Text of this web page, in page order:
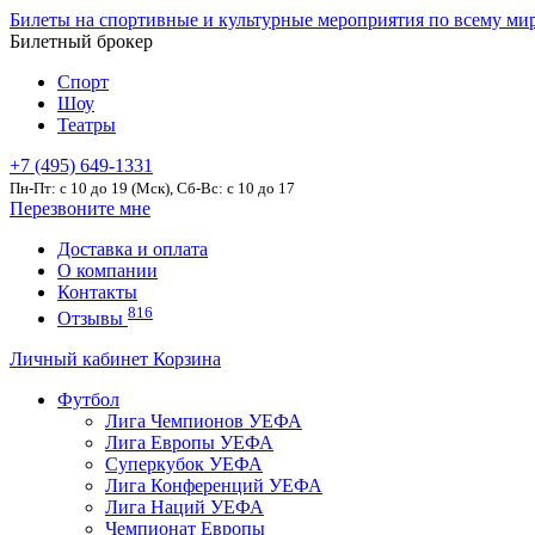
Билеты на спортивные и культурные мероприятия по всему
Билетный брокер
Спорт
Шоу
Театры
+7 (495) 649-1331
Пн-Пт: c 10 до 19 (Мск), Сб-Вс: с 10 до 17
Перезвоните мне
Доставка и оплата
О компании
Контакты
Отзывы 816
Личный кабинет Корзина
Футбол
Лига Чемпионов УЕФА
Лига Европы УЕФА
Суперкубок УЕФА
Лига Конференций УЕФА
Лига Наций УЕФА
Чемпионат Европы